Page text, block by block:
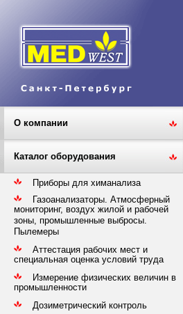
О компании
Каталог оборудования
Приборы для химанализа
Газоанализаторы. Атмосферный
мониторинг, воздух жилой и рабочей
зоны, промышленные выбросы.
Пылемеры
Аттестация рабочих мест и
специальная оценка условий труда
Измерение физических величин в
промышленности
Дозиметрический контроль